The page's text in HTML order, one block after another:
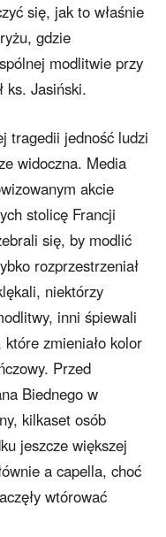
się, jak to właśnie
gdzie
modlitwie przy
ks. Jasiński.
tragedii jedność ludzi
widoczna. Media
akcie
stolicę Francji
się, by modlić
rozprzestrzeniał
niektórzy
inni śpiewali
zmieniało kolor
Przed
Biednego w
kilkaset osób
jeszcze większej
a capella, choć
wtórować